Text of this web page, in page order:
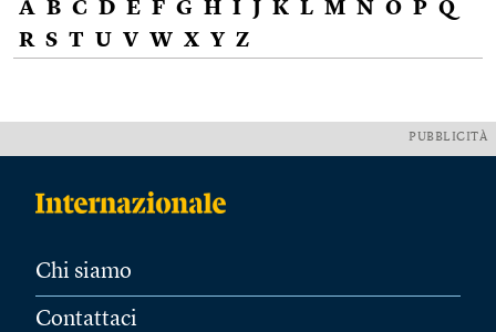
A B C D E F G H I J K L M N O P Q
R S T U V W X Y Z
PUBBLICITÀ
Chi siamo
Contattaci